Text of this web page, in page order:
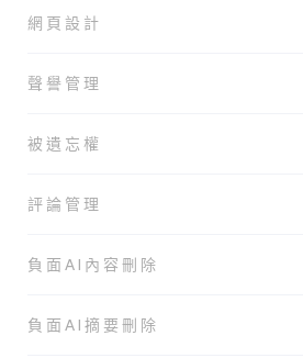
網頁設計
聲譽管理
被遺忘權
評論管理
負面AI內容刪除
負面AI摘要刪除